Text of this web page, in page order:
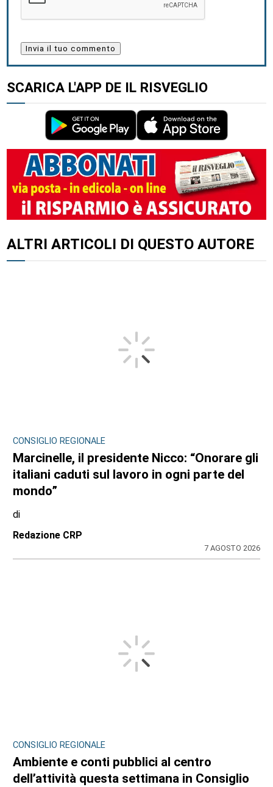
SCARICA L'APP DE IL RISVEGLIO
ALTRI ARTICOLI DI QUESTO AUTORE
CONSIGLIO REGIONALE
Marcinelle, il presidente Nicco: “Onorare gli
italiani caduti sul lavoro in ogni parte del
mondo”
di
Redazione CRP
7 AGOSTO 2026
CONSIGLIO REGIONALE
Ambiente e conti pubblici al centro
dell’attività questa settimana in Consiglio